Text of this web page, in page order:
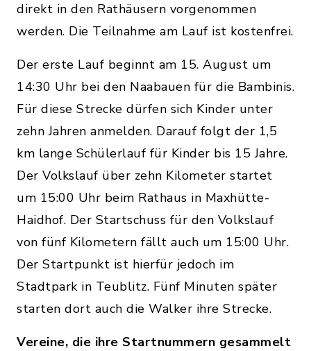
direkt in den Rathäusern vorgenommen
werden. Die Teilnahme am Lauf ist kostenfrei.
Der erste Lauf beginnt am 15. August um
14:30 Uhr bei den Naabauen für die Bambinis.
Für diese Strecke dürfen sich Kinder unter
zehn Jahren anmelden. Darauf folgt der 1,5
km lange Schülerlauf für Kinder bis 15 Jahre.
Der Volkslauf über zehn Kilometer startet
um 15:00 Uhr beim Rathaus in Maxhütte-
Haidhof. Der Startschuss für den Volkslauf
von fünf Kilometern fällt auch um 15:00 Uhr.
Der Startpunkt ist hierfür jedoch im
Stadtpark in Teublitz. Fünf Minuten später
starten dort auch die Walker ihre Strecke.
Vereine, die ihre Startnummern gesammelt